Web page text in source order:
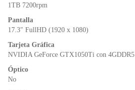
1TB 7200rpm
Pantalla
17.3″ FullHD (1920 x 1080)
Tarjeta Gráfica
NVIDIA GeForce GTX1050Ti con 4GDDR5
Óptico
No